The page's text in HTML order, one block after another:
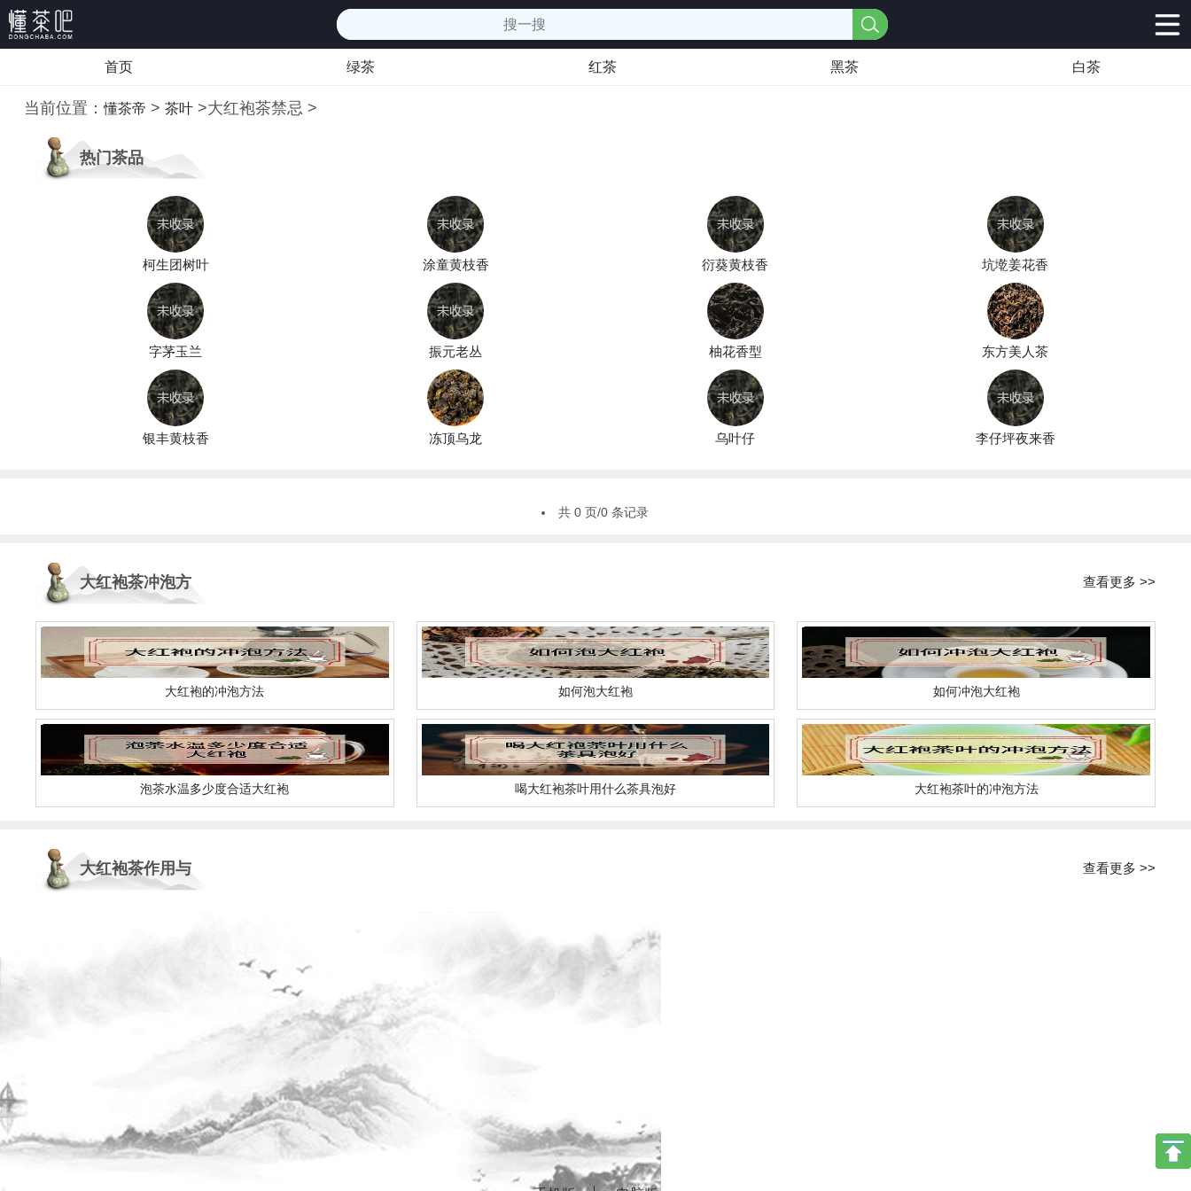
首页 绿茶 红茶 黑茶 白茶
当前位置：懂茶帝 > 茶叶>大红袍茶禁忌 >
热门茶品
柯生团树叶 涂童黄枝香 衍葵黄枝香 坑墘姜花香
字茅玉兰 振元老丛 柚花香型 东方美人茶
银丰黄枝香 冻顶乌龙 乌叶仔 李仔坪夜来香
共 0 页/0 条记录
大红袍茶冲泡方
法
查看更多 >>
大红袍的冲泡方法 如何泡大红袍 如何冲泡大红袍
泡茶水温多少度合适大红袍 喝大红袍茶叶用什么茶具泡好 大红袍茶叶的冲泡方法
大红袍茶作用与 查看更多 >>